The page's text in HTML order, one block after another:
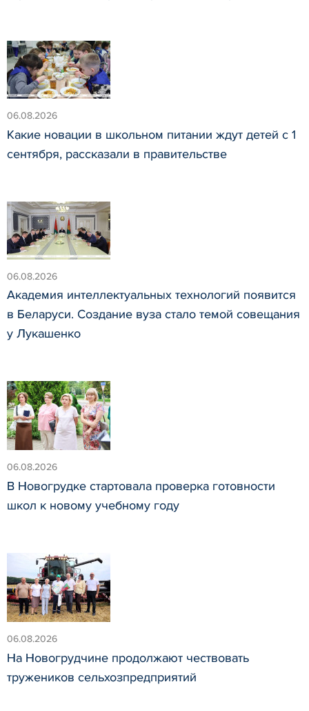
06.08.2026
Какие новации в школьном питании ждут детей с 1
сентября, рассказали в правительстве
06.08.2026
Академия интеллектуальных технологий появится
в Беларуси. Создание вуза стало темой совещания
у Лукашенко
06.08.2026
В Новогрудке стартовала проверка готовности
школ к новому учебному году
06.08.2026
На Новогрудчине продолжают чествовать
тружеников сельхозпредприятий